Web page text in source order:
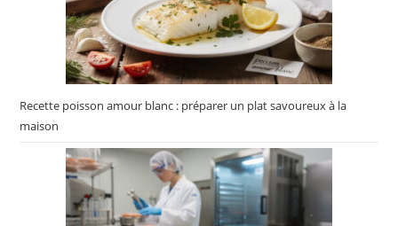
Recette poisson amour blanc : préparer un plat savoureux à la
maison